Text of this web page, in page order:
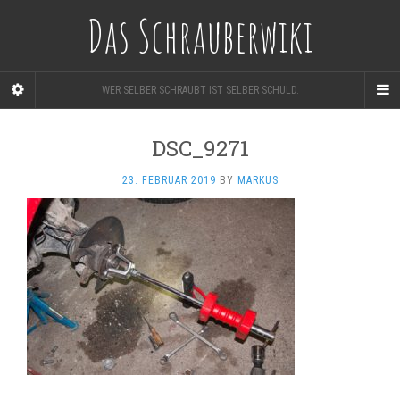
Das Schrauberwiki
WER SELBER SCHRAUBT IST SELBER SCHULD.
DSC_9271
23. FEBRUAR 2019 BY MARKUS